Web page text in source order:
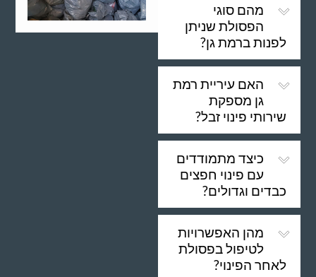
מהם סוגי
הפסולת שניתן
לפנות ברמת גן?
האם עיריית רמת
גן מספקת
שירותי פינוי זבל?
כיצד מתמודדים
עם פינוי חפצים
כבדים וגדולים?
מהן האפשרויות
לטיפול בפסולת
לאחר הפינוי?